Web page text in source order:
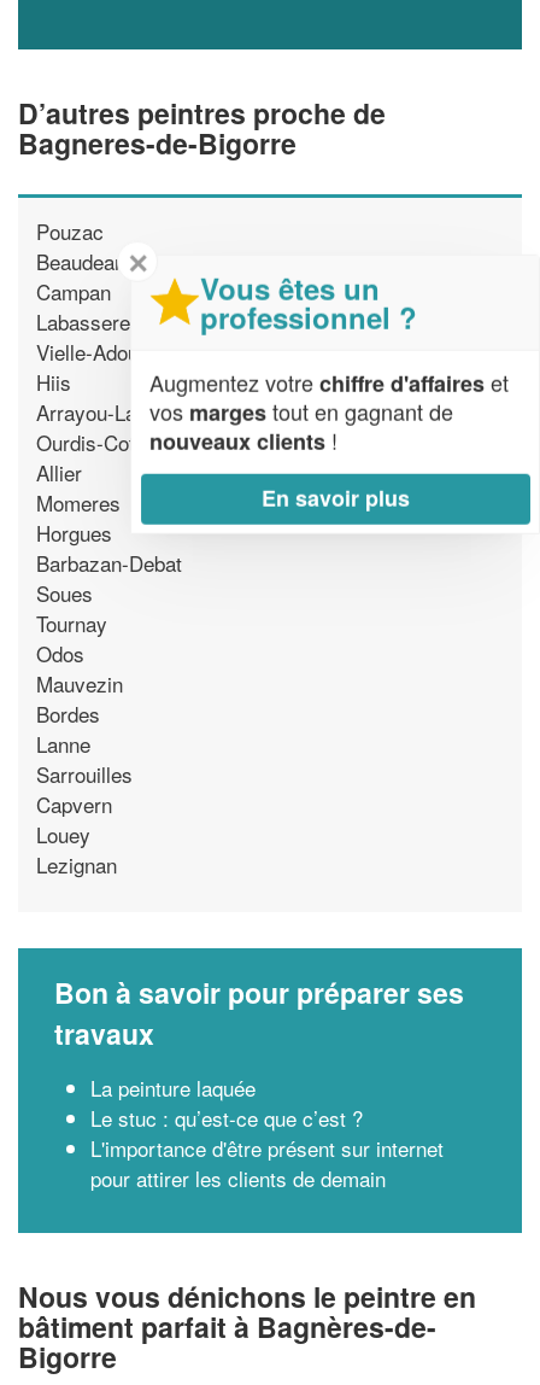
D’autres peintres proche de
Bagneres-de-Bigorre
Pouzac
Beaudean
Campan
Labassere
Vielle-Adour
Hiis
Arrayou-Lahitte
Ourdis-Cotdoussan
Allier
Momeres
Horgues
Barbazan-Debat
Soues
Tournay
Odos
Mauvezin
Bordes
Lanne
Sarrouilles
Capvern
Louey
Lezignan
Bon à savoir pour préparer ses
travaux
La peinture laquée
Le stuc : qu’est-ce que c’est ?
L'importance d'être présent sur internet
pour attirer les clients de demain
Nous vous dénichons le peintre en
bâtiment parfait à Bagnères-de-
Bigorre
✕
Vous êtes un
professionnel ?
Augmentez votrechiffre d'affaireset
vos margestout en gagnant de
nouveaux clients !
En savoir plus